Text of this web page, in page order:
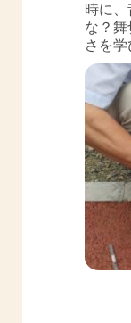
時に
な？
さを学